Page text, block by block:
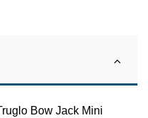
Bow Jack Mini